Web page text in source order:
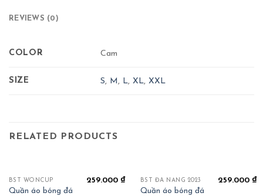
REVIEWS (0)
COLOR Cam
SIZE S, M , L,XL,XXL
RELATED PRODUCTS
BST WONCUP
Quần áo bóng đá
259.000₫ BST ĐÀ NẴNG 2023
Quần áo bóng đá
259.000₫